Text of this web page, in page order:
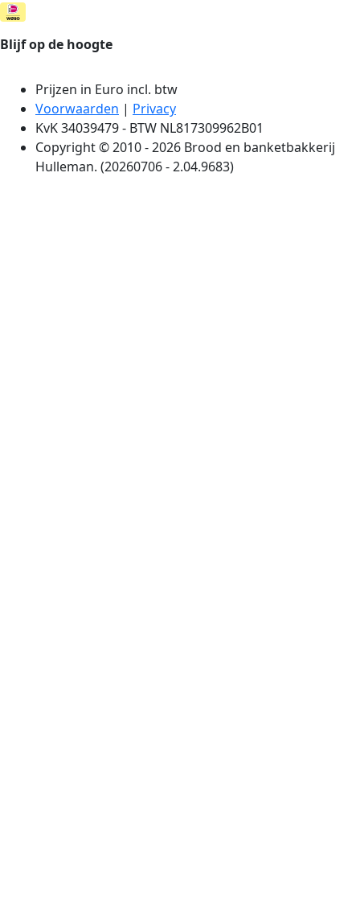
Blijf op de hoogte
Prijzen in Euro incl. btw
Voorwaarden | Privacy
KvK 34039479 - BTW NL817309962B01
Copyright © 2010 - 2026 Brood en banketbakkerij
Hulleman. (20260706 - 2.04.9683)